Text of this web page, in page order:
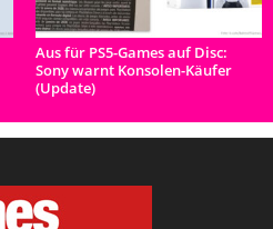
Aus für PS5-Games auf Disc:
Sony warnt Konsolen-Käufer
(Update)